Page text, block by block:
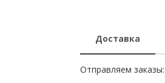
Доставка
Отправляем заказы: